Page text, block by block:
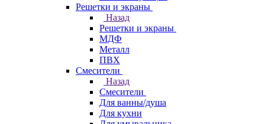
Решетки и экраны
Назад
Решетки и экраны
МДФ
Металл
ПВХ
Смесители
Назад
Смесители
Для ванны/душа
Для кухни